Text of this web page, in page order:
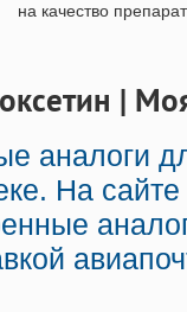
на качество
|
аналоги
На